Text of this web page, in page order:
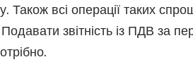
Також всі операції таких
звітність із ПДВ за